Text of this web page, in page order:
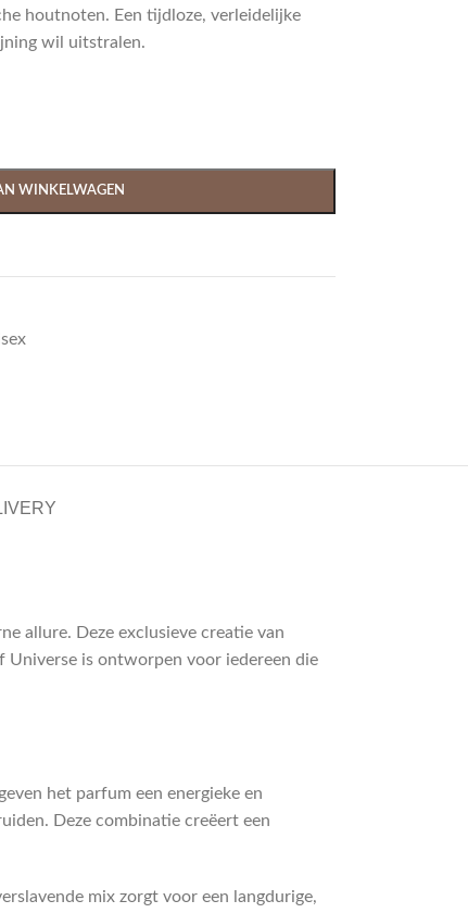
houtnoten. Een tijdloze, verleidelijke
wil uitstralen.
WINKELWAGEN
allure. Deze exclusieve creatie van
Universe is ontworpen voor iedereen die
het parfum een energieke en
Deze combinatie creëert een
mix zorgt voor een langdurige,